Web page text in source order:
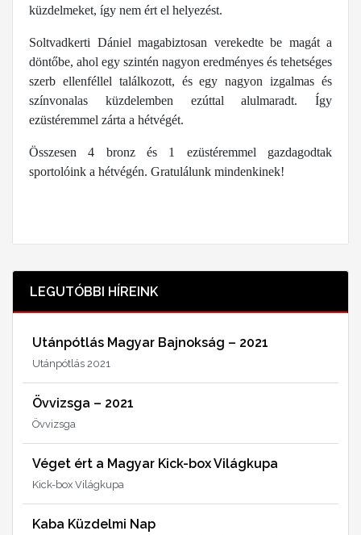
küzdelmeket, így nem ért el helyezést.
Soltvadkerti Dániel magabiztosan verekedte be magát a
döntőbe, ahol egy szintén nagyon eredményes és tehetséges
szerb ellenféllel találkozott, és egy nagyon izgalmas és
színvonalas küzdelemben ezúttal alulmaradt. Így
ezüstéremmel zárta a hétvégét.
Összesen 4 bronz és 1 ezüstéremmel gazdagodtak
sportolóink a hétvégén. Gratulálunk mindenkinek!
LEGUTÓBBI HÍREINK
Utánpótlás Magyar Bajnokság – 2021
Utánpótlás 2021
Övvizsga – 2021
Övvizsga
Véget ért a Magyar Kick-box Világkupa
Kick-box Világkupa
Kaba Küzdelmi Nap